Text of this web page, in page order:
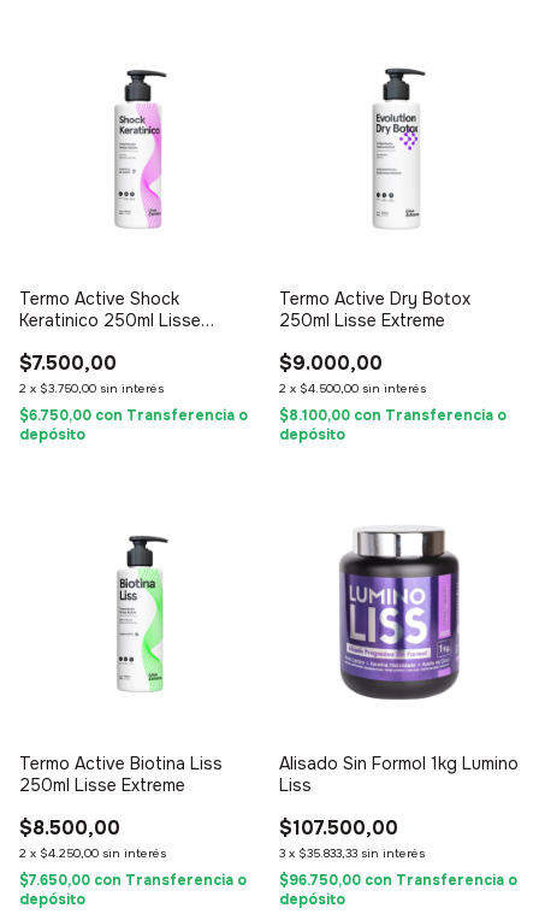
Termo Active Shock
Keratinico 250ml Lisse
$7.500,00
2 x $3.750,00 sin interés
$6.750,00 con Transferencia o
depósito
Termo Active Dry Botox
250ml Lisse Extreme
$9.000,00
2 x $4.500,00 sin interés
$8.100,00 con Transferencia o
depósito
Termo Active Biotina Liss
250ml Lisse Extreme
$8.500,00
2 x $4.250,00 sin interés
$7.650,00 con Transferencia o
depósito
Alisado Sin Formol 1kg Lumino
Liss
$107.500,00
3 x $35.833,33 sin interés
$96.750,00 con Transferencia o
depósito